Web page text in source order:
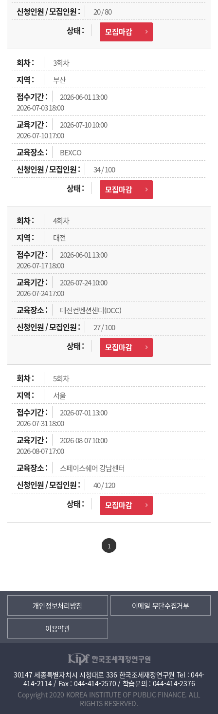
20 / 80
모집마감
3회차
부산
2026-06-01 13:00
2026-07-03 18:00
2026-07-10 10:00
2026-07-10 17:00
BEXCO
34 / 100
모집마감
4회차
대전
2026-06-01 13:00
2026-07-17 18:00
2026-07-24 10:00
2026-07-24 17:00
대전컨벤션센터(DCC)
27 / 100
모집마감
5회차
서울
2026-07-01 13:00
2026-07-31 18:00
2026-08-07 10:00
2026-08-07 17:00
스페이스쉐어 강남센터
40 / 120
모집마감
1
개인정보처리방침 이메일 무단수집거부
이용약관
30147 세종특별자치시 시청대로 336 한국조세재정연구원 Tel : 044-
414-2114 / Fax : 044-414-2570 / 학습문의 : 044-414-2376
Copyright 2020 KOREA INSTITUTE OF PUBLIC FINANCE. ALL
RIGHTS RESERVED.